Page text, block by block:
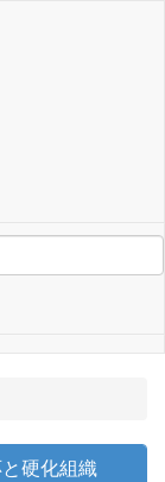
硬化組織